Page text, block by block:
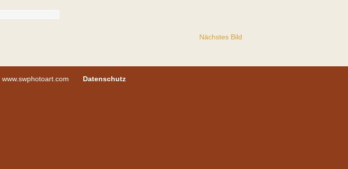
Nächstes Bild
www.swphotoart.com Datenschutz